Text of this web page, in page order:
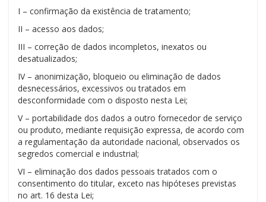
I – confirmação da existência de tratamento;
II – acesso aos dados;
III – correção de dados incompletos, inexatos ou
desatualizados;
IV – anonimização, bloqueio ou eliminação de dados
desnecessários, excessivos ou tratados em
desconformidade com o disposto nesta Lei;
V – portabilidade dos dados a outro fornecedor de serviço
ou produto, mediante requisição expressa, de acordo com
a regulamentação da autoridade nacional, observados os
segredos comercial e industrial;
VI – eliminação dos dados pessoais tratados com o
consentimento do titular, exceto nas hipóteses previstas
no art. 16 desta Lei;